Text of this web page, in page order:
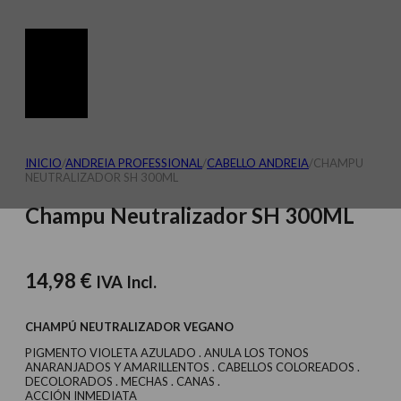
INICIO/ANDREIA PROFESSIONAL /CABELLO ANDREIA/CHAMPU
NEUTRALIZADOR SH 300ML
Champu Neutralizador SH 300ML
14,98 € IVA Incl.
CHAMPÚ NEUTRALIZADOR VEGANO
PIGMENTO VIOLETA AZULADO . ANULA LOS TONOS
ANARANJADOS Y AMARILLENTOS . CABELLOS COLOREADOS .
DECOLORADOS . MECHAS . CANAS .
ACCIÓN INMEDIATA